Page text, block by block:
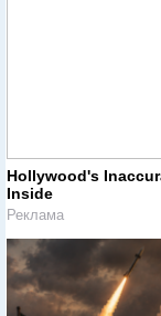
Hollywood's
Inside
Реклама